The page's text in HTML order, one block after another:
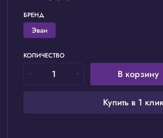
КОЛИЧЕСТВО
В корзину
Купить в 1
БРЕНД
Эван